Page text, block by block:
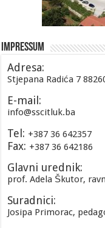
Impressum
Adresa:
Stjepana Radića 7
E-mail:
info@sscitluk.ba
Tel: +387 36 642357
Fax: +387 36 642186
Glavni urednik:
prof. Adela Škutor,
Suradnici:
Josipa Primorac,